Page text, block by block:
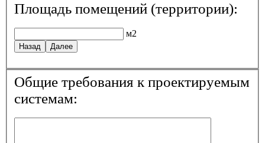
Площадь помещений (территории):
м2
Назад Далее
Общие требования к проектируемым
системам: